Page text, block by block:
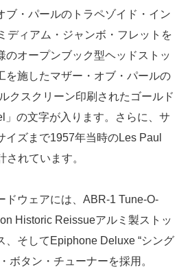
ブ・パールのトラペゾイド・イン
ディアム・ジャンボ・フレットを
のオープンブック型ヘッドストッ
を施したマザー・オブ・パールの
クスクリーン印刷されたゴールド
」の文字が入ります。さらに、サ
イズまで1957年当時のLes Paul
されています。
ドウェアには、ABR-1 Tune-O-
Historic Reissueアルミ製ストッ
、そしてEpiphone Deluxe “シング
ボタン・チューナーを採用。